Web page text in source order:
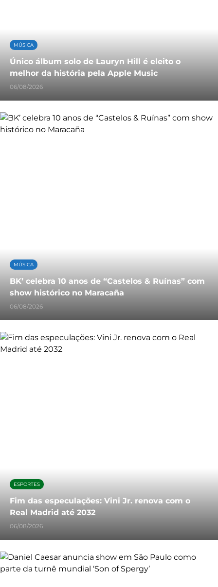
MÚSICA
Único álbum solo de Lauryn Hill é eleito o
melhor da história pela Apple Music
06/08/2026
MÚSICA
BK’ celebra 10 anos de “Castelos & Ruínas” com
show histórico no Maracaña
06/08/2026
ESPORTES
Fim das especulações: Vini Jr. renova com o
Real Madrid até 2032
06/08/2026